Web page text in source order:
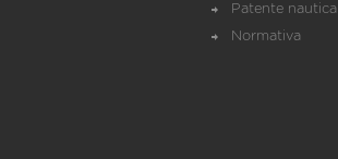
Patente nautica
Normativa